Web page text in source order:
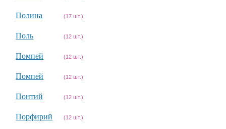
Полина (17 шт.)
Поль (12 шт.)
Помпей (12 шт.)
Помпей (12 шт.)
Понтий (12 шт.)
Порфирий (12 шт.)